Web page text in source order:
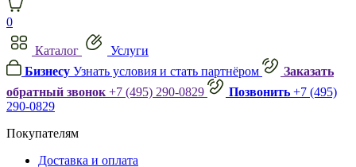
0
Каталог
Услуги
Бизнесу Узнать условия и стать партнёром
Заказать
обратный звонок +7 (495) 290-0829 Позвонить +7 (495)
290-0829
Покупателям
Доставка и оплата